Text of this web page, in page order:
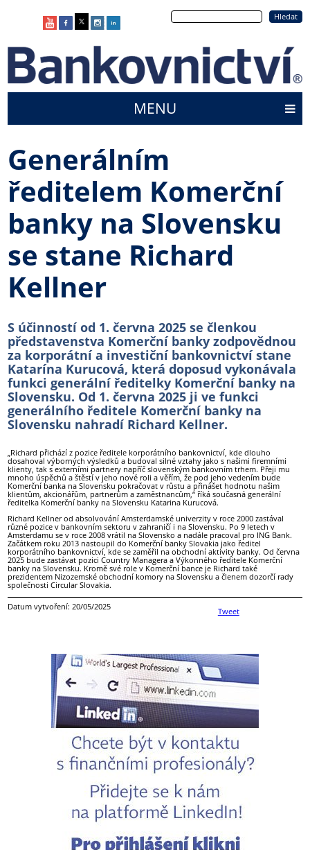
Hledat
menu
MENU
Generálním
ředitelem Komerční
banky na Slovensku
se stane Richard
Kellner
S účinností od 1. června 2025 se členkou
představenstva Komerční banky zodpovědnou
za korporátní a investiční bankovnictví stane
Katarína Kurucová, která doposud vykonávala
funkci generální ředitelky Komerční banky na
Slovensku. Od 1. června 2025 ji ve funkci
generálního ředitele Komerční banky na
Slovensku nahradí Richard Kellner.
„Richard přichází z pozice ředitele korporátního bankovnictví, kde dlouho
dosahoval výborných výsledků a budoval silné vztahy jako s našimi firemními
klienty, tak s externími partnery napříč slovenským bankovním trhem. Přeji mu
mnoho úspěchů a štěstí v jeho nové roli a věřím, že pod jeho vedením bude
Komerční banka na Slovensku pokračovat v růstu a přinášet hodnotu našim
klientům, akcionářům, partnerům a zaměstnancům,“ říká současná generální
ředitelka Komerční banky na Slovensku Katarina Kurucová.
Richard Kellner od absolvování Amsterdamské univerzity v roce 2000 zastával
různé pozice v bankovním sektoru v zahraničí i na Slovensku. Po 9 letech v
Amsterdamu se v roce 2008 vrátil na Slovensko a nadále pracoval pro ING Bank.
Začátkem roku 2013 nastoupil do Komerční banky Slovakia jako ředitel
korporátního bankovnictví, kde se zaměřil na obchodní aktivity banky. Od června
2025 bude zastávat pozici Country Managera a Výkonného ředitele Komerční
banky na Slovensku. Kromě své role v Komerční bance je Richard také
prezidentem Nizozemské obchodní komory na Slovensku a členem dozorčí rady
společnosti Circular Slovakia.
Tweet
Datum vytvoření: 20/05/2025